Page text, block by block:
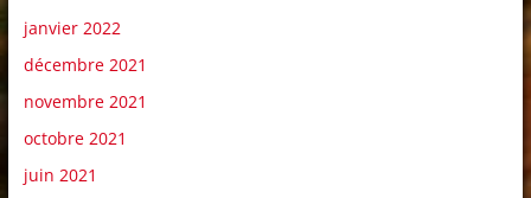
janvier 2022
décembre 2021
novembre 2021
octobre 2021
juin 2021